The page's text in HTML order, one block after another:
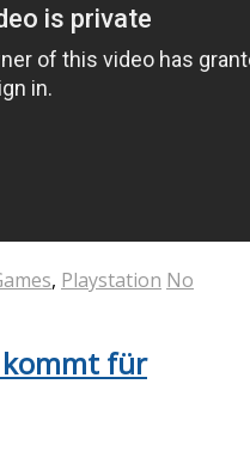
, Playstation No
kommt für